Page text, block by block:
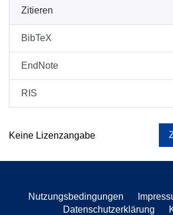
Zitieren
BibTeX
EndNote
RIS
Keine Lizenzangabe
Nutzungsbedingungen
Datenschutzerklärung